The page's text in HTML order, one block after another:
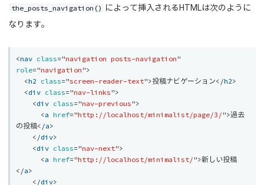
the_posts_navigation()
によって挿入されるHTMLは次のように
なります。
<nav class="navigation posts-navigation"
role="navigation">
<h2 class="screen-reader-text">投稿ナビゲーション</h2>
<div class="nav-links">
<div class="nav-previous">
<a href="http://localhost/minimalist/page/3/">過去
の投稿</a>
</div>
<div class="nav-next">
<a href="http://localhost/minimalist/">新しい投稿
</a>
</div>